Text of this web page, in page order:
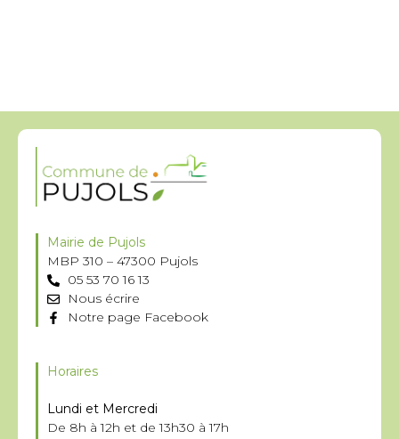
Mairie de Pujols
MBP 310 – 47300 Pujols
05 53 70 16 13
Nous écrire
Notre page Facebook
Horaires
Lundi et Mercredi
De 8h à 12h et de 13h30 à 17h